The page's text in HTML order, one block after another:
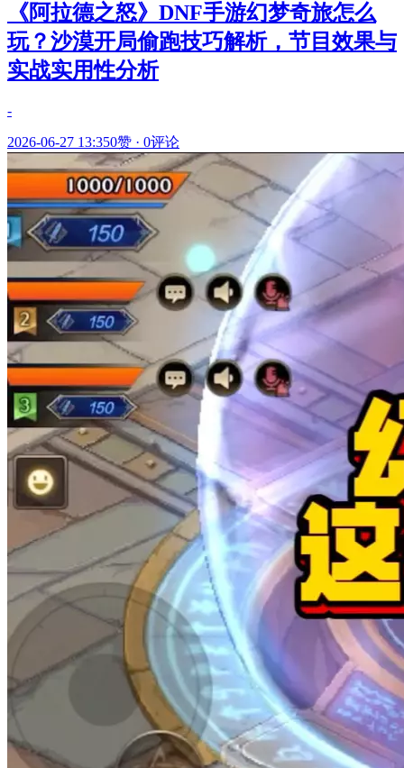
《阿拉德之怒》DNF手游幻梦奇旅怎么
玩？沙漠开局偷跑技巧解析，节目效果与
实战实用性分析
-
2026-06-27 13:350赞 · 0评论